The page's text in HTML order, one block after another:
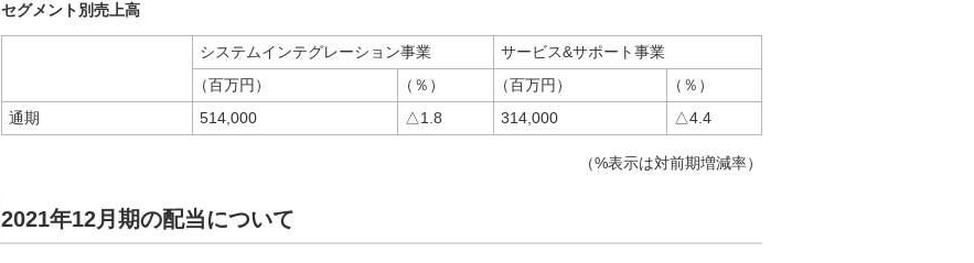
セグメント別売上高
システムインテグレーション事業
サービス&サポート事業
（百万円）
（％） （百万円）
（％）
通期
514,000 △1.8 314,000 △4.4
（%表示は対前期増減率）
2021年12月期の配当について